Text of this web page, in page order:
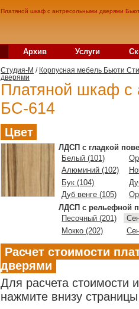
Платяной шкаф с антресольными дверями
Архив Услуги
Студия-M / Корпусная мебель Бьюти
дверями
Платяной шкаф с
БС-614
Цвет
ЛДСП с гладкой
Белый (101)
Алюминий (102)
Бук (104)
Дуб венге (105)
ЛДСП с рельефной
Песочный (201)
Мокко (202)
Расчет стоимости
дверями
Для расчета стоимости
нажмите внизу